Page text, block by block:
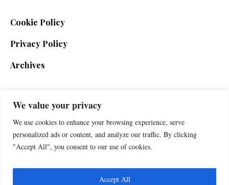
We value your privacy
We use cookies to enhance your browsing experience, serve
personalized ads or content, and analyze our traffic. By clicking
"Accept All", you consent to our use of cookies.
Accept All
Cookie Policy
Privacy Policy
Archives
SIGN UP FOR THE NEWSLETTER